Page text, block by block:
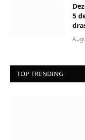
5
TOP TRENDING